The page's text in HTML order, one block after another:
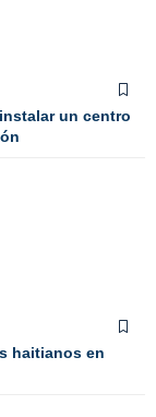
un centro
haitianos en